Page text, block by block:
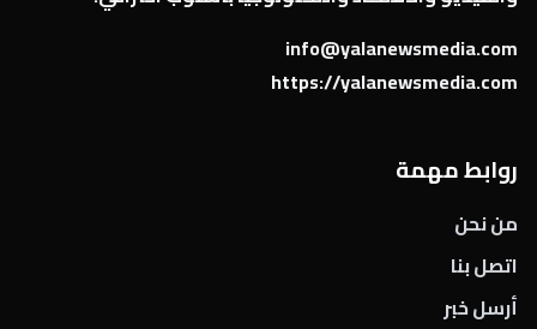
info@yalanewsmedia.com
https://yalanewsmedia.com
روابط مهمة
من نحن
اتصل بنا
أرسل خبر